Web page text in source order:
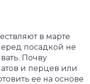
в марте
посадкой не
Почву
и перцев или
ее на основе